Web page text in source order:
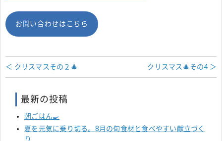
お問い合わせはこちら
クリスマス🎄その4 ＞
＜ クリスマスその２🎄
最新の投稿
朝ごはん🍳
夏を元気に乗り切る。8月の旬食材と食べやすい献立づく
り